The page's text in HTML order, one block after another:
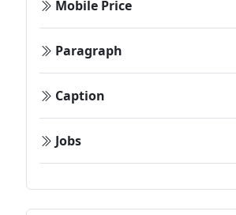
Mobile Price
Paragraph
Caption
Jobs